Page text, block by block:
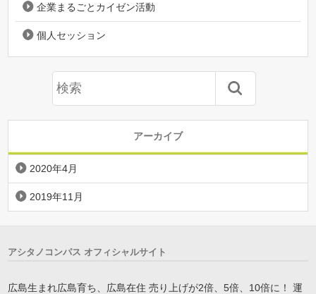
企業まるごとカイゼン活動
個人セッション
アーカイブ
2020年4月
2019年11月
アシタノコンパス オフィシャルサイト
広島生まれ広島育ち、広島在住 売り上げが2倍、5倍、10倍に！ 運